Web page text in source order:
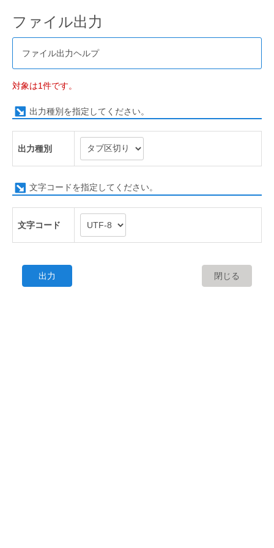
ファイル出力
ファイル出力ヘルプ
対象は1件です。
出力種別を指定してください。
出力種別
文字コードを指定してください。
文字コード